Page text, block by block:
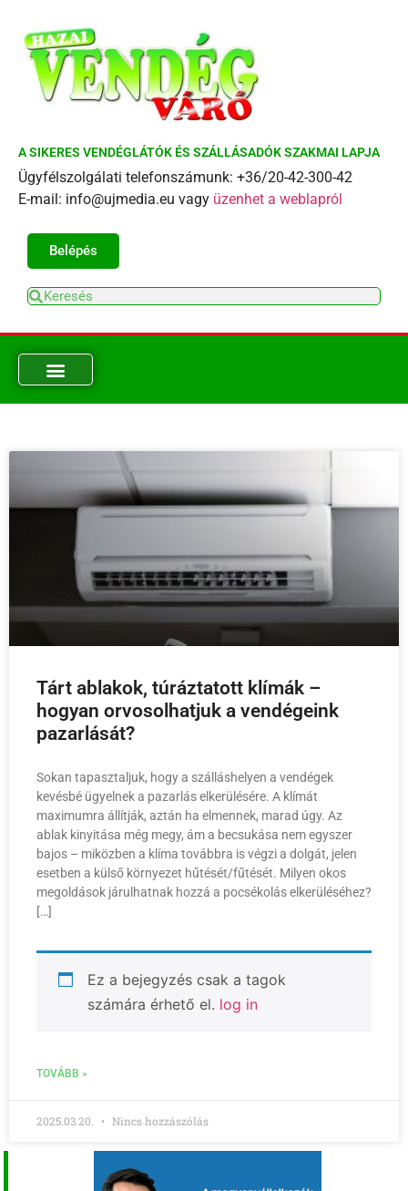
A SIKERES VENDÉGLÁTÓK ÉS SZÁLLÁSADÓK SZAKMAI LAPJA
Ügyfélszolgálati telefonszámunk: +36/20-42-300-42
E-mail: info@ujmedia.eu vagy üzenhet a weblapról
Belépés
Tárt ablakok, túráztatott klímák –
hogyan orvosolhatjuk a vendégeink
pazarlását?
Sokan tapasztaljuk, hogy a szálláshelyen a vendégek
kevésbé ügyelnek a pazarlás elkerülésére. A klímát
maximumra állítják, aztán ha elmennek, marad úgy. Az
ablak kinyitása még megy, ám a becsukása nem egyszer
bajos – miközben a klíma továbbra is végzi a dolgát, jelen
esetben a külső környezet hűtését/fűtését. Milyen okos
megoldások járulhatnak hozzá a pocsékolás elkerüléséhez?
[…]
Ez a bejegyzés csak a tagok
számára érhető el. log in
TOVÁBB »
2025.03.20. Nincs hozzászólás